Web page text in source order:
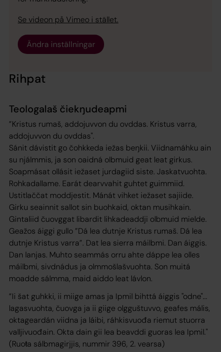
Se videon på Vimeo i stället.
Ändra inställningar
Rihpat
Teologalaš čiekŋudeapmi
”Kristus rumaš, addojuvvon du ovddas. Kristus varra,
addojuvvon du ovddas".
Sánit dávistit go čohkkeda iežas beŋkii. Viidnamáhku ain
su njálmmis, ja son oaidná olbmuid geat leat girkus.
Soapmásat ollásit iežaset jurdagiid siste. Jaskatvuohta.
Rohkadallame. Earát dearvvahit guhtet guimmiid.
Ustitlaččat moddjestit. Mánát vihket iežaset sajiide.
Girku seainnit sallot sin buohkaid, oktan musihkain.
Gintaliid čuovggat libardit lihkadeaddji olbmuid mielde.
Geažos áiggi gullo ”Dá lea dutnje Kristus rumaš. Dá lea
dutnje Kristus varra”. Dat lea sierra máilbmi. Dan áiggis.
Dan lanjas. Muhto seammás orru ahte dáppe lea olles
máilbmi, sivdnádus ja olmmošlašvuohta. Son muitá
moadde sálmma, maid aiddo leat lávlon.
”Ii šat guhkki, ii miige amas ja Ipmil bihttá áiggis "odne"...
lagasvuohta, čuovga ja ii giige olgguštuvvo, geafes mális,
oktageardán viidna ja láibi, ráhkisvuođa riemut stuorra
valljivuođain. Okta dain gii lea beavddi guoras lea Ipmil."
(Ruoŧa sálbmagirjjis, nummir 396, 2. vearsa)